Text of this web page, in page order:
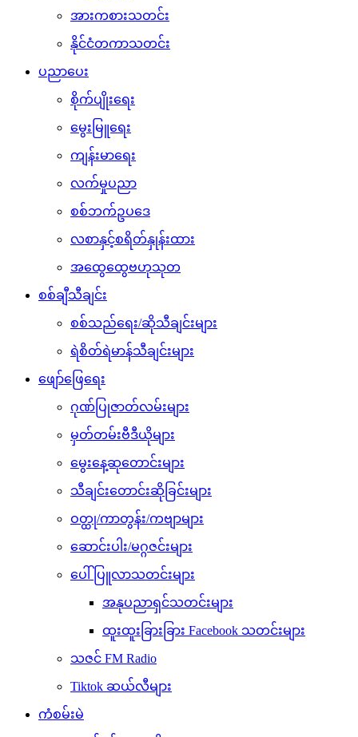
အားကစားသတင်း
နိုင်ငံတကာသတင်း
ပညာပေး
စိုက်ပျိုးရေး
မွေးမြူရေး
ကျန်းမာရေး
လက်မှုပညာ
စစ်ဘက်ဥပဒေ
လစာနှင့်စရိတ်နှုန်းထား
အထွေထွေဗဟုသုတ
စစ်ချီသီချင်း
စစ်သည်ရေး/ဆိုသီချင်းများ
ရဲစိတ်ရဲမာန်သီချင်းများ
ဖျော်ဖြေရေး
ဂုဏ်ပြုဇာတ်လမ်းများ
မှတ်တမ်းဗီဒီယိုများ
မွေးနေ့ဆုတောင်းများ
သီချင်းတောင်းဆိုခြင်းများ
ဝတ္ထု/ကာတွန်း/ကဗျာများ
ဆောင်းပါး/မဂ္ဂဇင်းများ
ပေါ်ပြူလာသတင်းများ
အနုပညာရှင်သတင်းများ
ထူးထူးခြားခြား Facebook သတင်းများ
သဇင် FM Radio
Tiktok ဆယ်လီများ
ကံစမ်းမဲ